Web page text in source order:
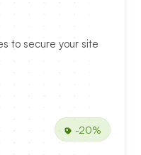
to secure your site
-20%